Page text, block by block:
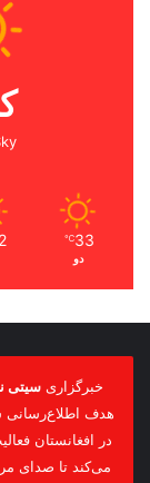
33
℃
دو
خبرگزاری سیتی
هدف اطلاع‌رسانی
در افغانستان
می‌کند تا صدای